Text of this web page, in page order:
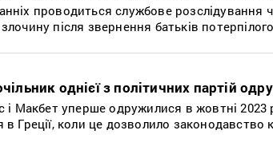
проводиться службове
після звернення батьків потерпілого
однієї з політичних партій
і Макбет уперше одружилися в жовтні
в Греції, коли це дозволило законодавство